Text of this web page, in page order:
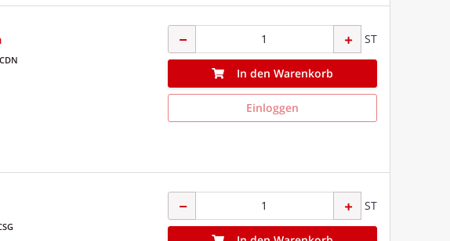
ST
In den Warenkorb
Einloggen
ST